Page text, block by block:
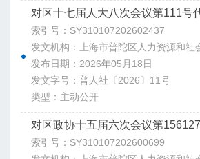
对区十七届人大八次会议第111号
索引号：SY310107202602437
发文机构：上海市普陀区人力资源和社
发布日期：2026年05月18日
发文字号：普人社〔2026〕11号
类型：主动公开
索引号：SY310107202600699